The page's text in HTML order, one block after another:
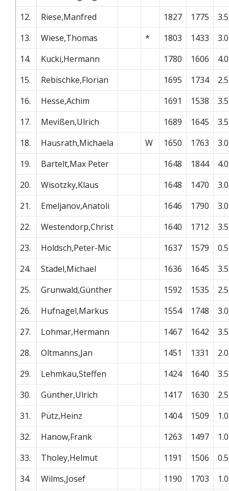
12.
Riese,Manfred 1827 1775
3.5
13.
Wiese,Thomas * 1803 1433
3.0
14.
Kucki,Hermann 1780 1606
4.0
15.
Rebischke,Florian 1695 1734
2.5
16.
Hesse,Achim 1691 1538
3.5
17.
Mevißen,Ulrich 1689 1645
3.5
18.
Hausrath,Michaela W 1650 1763
3.0
19.
Bartelt,Max Peter 1648 1844
4.0
20.
Wisotzky,Klaus 1648 1470
3.0
21.
Emeljanov,Anatoli 1646 1790
3.0
22.
Westendorp,Christ 1640 1712
3.5
23.
Holdsch,Peter-Mic 1637 1579
0.5
24.
Stadel,Michael 1636 1645
3.5
25.
Grunwald,Günther 1592 1535
2.5
26.
Hufnagel,Markus 1554 1748
3.0
27.
Lohmar,Hermann 1467 1642
3.5
28.
Oltmanns,Jan 1451 1331
2.0
29.
Lehmkau,Steffen 1424 1640
3.5
30.
Günther,Ulrich 1417 1630
2.5
31.
Pütz,Heinz 1404 1509
1.0
32.
Hanow,Frank 1263 1497
1.0
33.
Tholey,Helmut 1191 1506
0.5
34.
Wilms,Josef 1190 1703
1.0